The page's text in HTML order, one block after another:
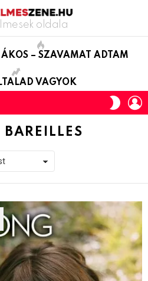
oldala
ÁKOS – SZAVAMAT ADTAM
VAGYOK
SKIN
BAREILLES